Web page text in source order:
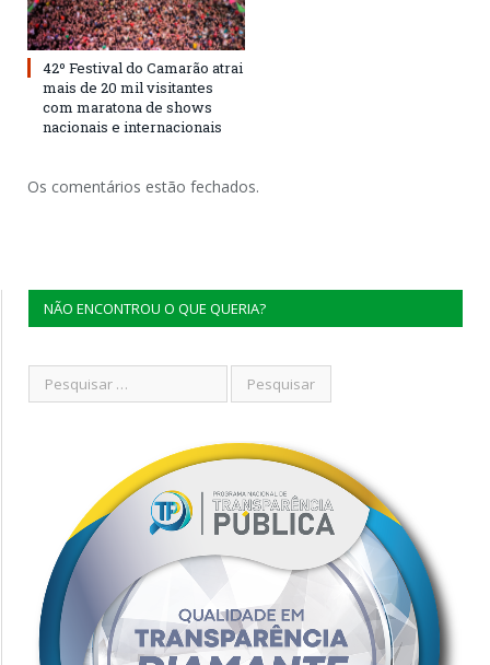
42º Festival do Camarão atrai
mais de 20 mil visitantes
com maratona de shows
nacionais e internacionais
Os comentários estão fechados.
NÃO ENCONTROU O QUE QUERIA?